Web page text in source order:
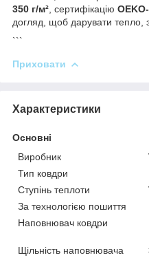
350 г/м² , сертифікацію
догляд, щоб дарувати тепло,
```
Приховати
Характеристики
Основні
Виробник
Тип ковдри
Ступінь теплоти
За технологією пошиття
Наповнювач ковдри
Щільність наповнювача